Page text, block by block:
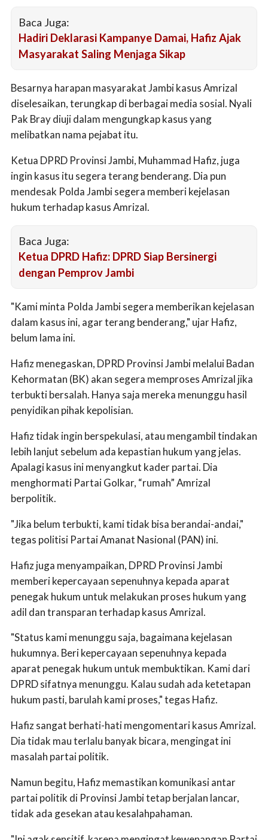
Baca Juga:
Hadiri Deklarasi Kampanye Damai, Hafiz Ajak
Masyarakat Saling Menjaga Sikap
Besarnya harapan masyarakat Jambi kasus Amrizal
diselesaikan, terungkap di berbagai media sosial. Nyali
Pak Bray diuji dalam mengungkap kasus yang
melibatkan nama pejabat itu.
Ketua DPRD Provinsi Jambi, Muhammad Hafiz, juga
ingin kasus itu segera terang benderang. Dia pun
mendesak Polda Jambi segera memberi kejelasan
hukum terhadap kasus Amrizal.
Baca Juga:
Ketua DPRD Hafiz: DPRD Siap Bersinergi
dengan Pemprov Jambi
"Kami minta Polda Jambi segera memberikan kejelasan
dalam kasus ini, agar terang benderang," ujar Hafiz,
belum lama ini.
Hafiz menegaskan, DPRD Provinsi Jambi melalui Badan
Kehormatan (BK) akan segera memproses Amrizal jika
terbukti bersalah. Hanya saja mereka menunggu hasil
penyidikan pihak kepolisian.
Hafiz tidak ingin berspekulasi, atau mengambil tindakan
lebih lanjut sebelum ada kepastian hukum yang jelas.
Apalagi kasus ini menyangkut kader partai. Dia
menghormati Partai Golkar, “rumah” Amrizal
berpolitik.
"Jika belum terbukti, kami tidak bisa berandai-andai,"
tegas politisi Partai Amanat Nasional (PAN) ini.
Hafiz juga menyampaikan, DPRD Provinsi Jambi
memberi kepercayaan sepenuhnya kepada aparat
penegak hukum untuk melakukan proses hukum yang
adil dan transparan terhadap kasus Amrizal.
"Status kami menunggu saja, bagaimana kejelasan
hukumnya. Beri kepercayaan sepenuhnya kepada
aparat penegak hukum untuk membuktikan. Kami dari
DPRD sifatnya menunggu. Kalau sudah ada ketetapan
hukum pasti, barulah kami proses," tegas Hafiz.
Hafiz sangat berhati-hati mengomentari kasus Amrizal.
Dia tidak mau terlalu banyak bicara, mengingat ini
masalah partai politik.
Namun begitu, Hafiz memastikan komunikasi antar
partai politik di Provinsi Jambi tetap berjalan lancar,
tidak ada gesekan atau kesalahpahaman.